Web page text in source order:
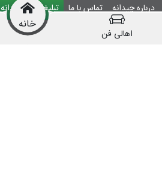
خانه
اهالی فن
درباره چیدانه تماس با ما تبلیغات در چیدانه
ورود